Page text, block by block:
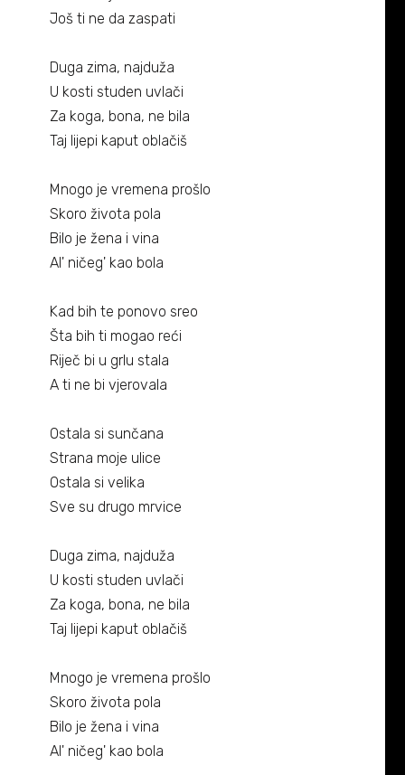
Kontakt
Još ti ne da zaspati
Duga zima, najduža
U kosti studen uvlači
Za koga, bona, ne bila
Taj lijepi kaput oblačiš
Mnogo je vremena prošlo
Skoro života pola
Bilo je žena i vina
Al' ničeg' kao bola
Kad bih te ponovo sreo
Šta bih ti mogao reći
Riječ bi u grlu stala
A ti ne bi vjerovala
Ostala si sunčana
Strana moje ulice
Ostala si velika
Sve su drugo mrvice
Duga zima, najduža
U kosti studen uvlači
Za koga, bona, ne bila
Taj lijepi kaput oblačiš
Mnogo je vremena prošlo
Skoro života pola
Bilo je žena i vina
Al' ničeg' kao bola